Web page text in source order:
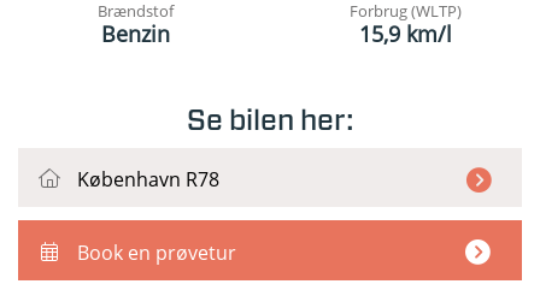
Brændstof
Benzin
Forbrug (WLTP)
15,9 km/l
Se bilen her:
København R78
Book en prøvetur